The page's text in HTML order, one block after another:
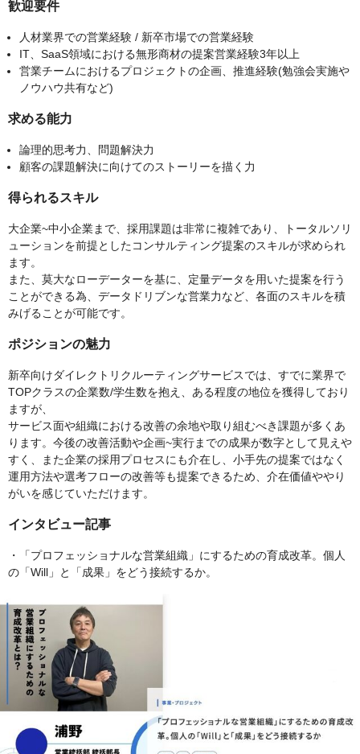
歓迎要件
人材業界での営業経験 / 新卒市場での営業経験
IT、SaaS領域における無形商材の提案営業経験3年以上
営業チームにおけるプロジェクトの企画、推進経験(勉強会実施や
ノウハウ共有など)
求める能力
論理的思考力、問題解決力
顧客の課題解決に向けてのストーリーを描く力
得られるスキル
大企業~中小企業まで、採用課題は非常に複雑であり、トータルソリ
ューションを前提としたコンサルティング提案のスキルが求められ
ます。
また、莫大なローデーターを基に、定量データを用いた提案を行う
ことができる為、データドリブンな営業力など、各面のスキルを積
みげることが可能です。
ポジションの魅力
新卒向けダイレクトリクルーティングサービスでは、すでに業界で
TOPクラスの企業数/学生数を抱え、ある程度の地位を獲得しており
ますが、
サービス面や組織における改善の余地や取り組むべき課題が多くあ
ります。今後の改善活動や企画~実行までの成果が数字として見えや
すく、また企業の採用プロセスにも介在し、小手先の提案ではなく
運用方法や選考フローの改善等も提案できるため、介在価値ややり
がいを感じていただけます。
インタビュー記事
・「プロフェッショナルな営業組織」にするための育成改革。個人
の「Will」と「成果」をどう接続するか。